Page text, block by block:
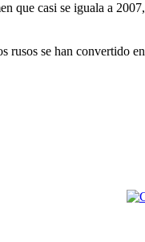
casi se iguala a
rusos se han convertido